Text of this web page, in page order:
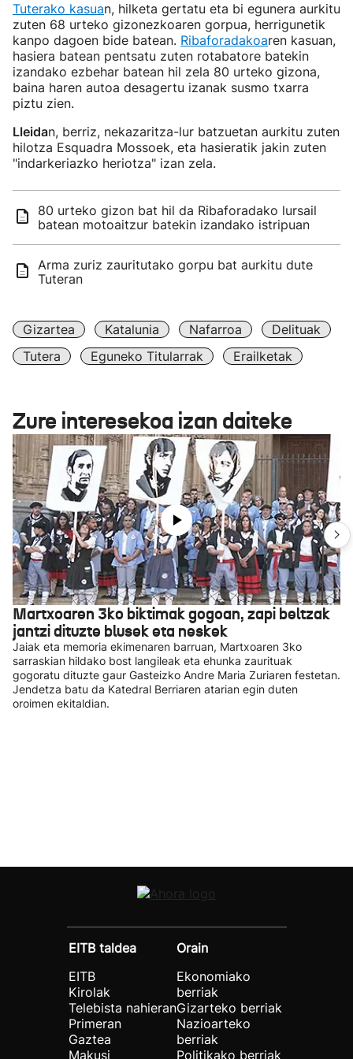
Tuterako kasuan, hilketa gertatu eta bi egunera aurkitu
zuten 68 urteko gizonezkoaren gorpua, herrigunetik
kanpo dagoen bide batean. Ribaforadakoaren kasuan,
hasiera batean pentsatu zuten rotabatore batekin
izandako ezbehar batean hil zela 80 urteko gizona,
baina haren autoa desagertu izanak susmo txarra
piztu zien.
Lleidan, berriz, nekazaritza-lur batzuetan aurkitu zuten
hilotza Esquadra Mossoek, eta hasieratik jakin zuten
"indarkeriazko heriotza" izan zela.
80 urteko gizon bat hil da Ribaforadako lursail
batean motoaitzur batekin izandako istripuan
Arma zuriz zauritutako gorpu bat aurkitu dute
Tuteran
Gizartea Katalunia Nafarroa
Delituak
Tutera
Eguneko Titularrak Erailketak
Zure interesekoa izan daiteke
Martxoaren 3ko biktimak gogoan, zapi beltzak
jantzi dituzte blusek eta neskek
Jaiak eta memoria ekimenaren barruan, Martxoaren 3ko
sarraskian hildako bost langileak eta ehunka zaurituak
gogoratu dituzte gaur Gasteizko Andre Maria Zuriaren festetan.
Jendetza batu da Katedral Berriaren atarian egin duten
oroimen ekitaldian.
EITB taldea
EITB
Kirolak
Telebista nahieran
Primeran
Gaztea
Makusi
Orain
Ekonomiako
berriak
Gizarteko berriak
Nazioarteko
berriak
Politikako berriak